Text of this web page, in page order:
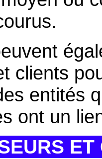
clients
entités
ont un